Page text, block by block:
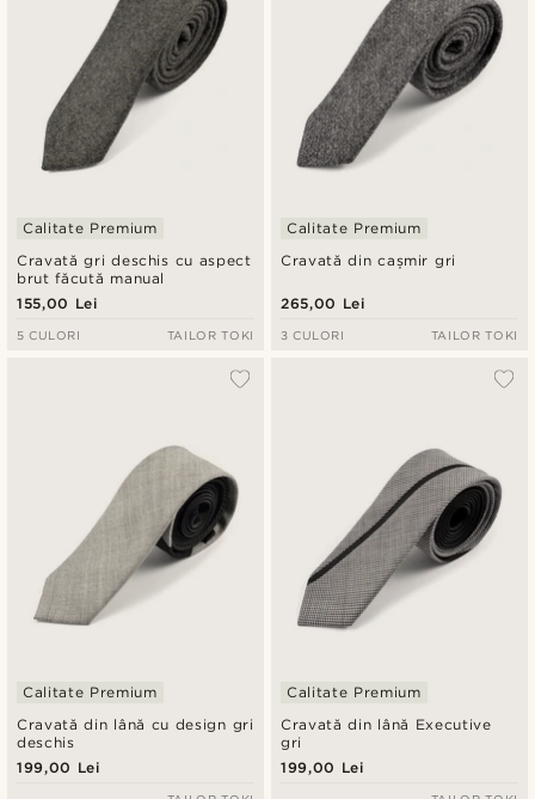
Cravată gri deschis cu aspect
brut făcută manual
Calitate Premium
155,00 Lei
5 CULORI TAILOR TOKI
Cravată din cașmir gri
Calitate Premium
265,00 Lei
3 CULORI TAILOR TOKI
Cravată din lână cu design gri
deschis
Calitate Premium
199,00 Lei
Cravată din lână Executive
gri
Calitate Premium
199,00 Lei